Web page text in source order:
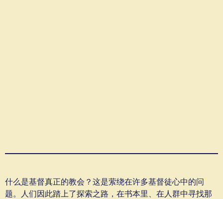
什么是基督真正的教会？这是萦绕在许多基督徒心中的问
题。人们因此踏上了探索之路，在书本里、在人群中寻找那